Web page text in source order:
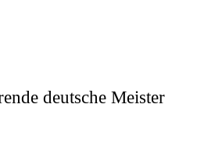
deutsche Meister